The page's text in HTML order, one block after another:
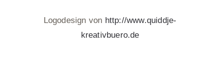
Logodesign von http://www.quiddje-
kreativbuero.de